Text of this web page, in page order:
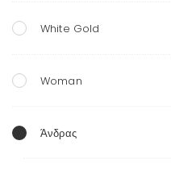
White Gold
Woman
Άνδρας